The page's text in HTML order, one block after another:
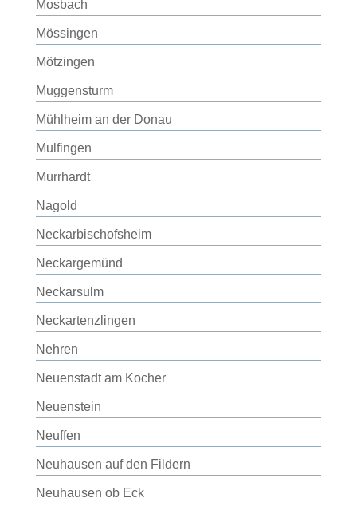
Mosbach
Mössingen
Mötzingen
Muggensturm
Mühlheim an der Donau
Mulfingen
Murrhardt
Nagold
Neckarbischofsheim
Neckargemünd
Neckarsulm
Neckartenzlingen
Nehren
Neuenstadt am Kocher
Neuenstein
Neuffen
Neuhausen auf den Fildern
Neuhausen ob Eck